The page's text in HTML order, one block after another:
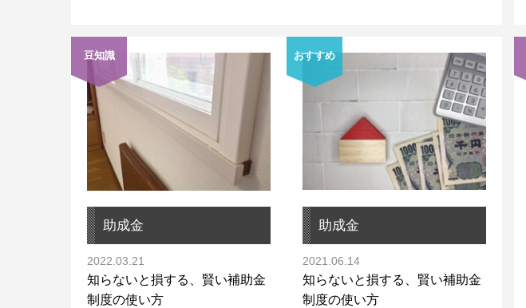
豆知識
助成金
2022.03.21
知らないと損する、賢い補助金
制度の使い方
おすすめ
助成金
2021.06.14
知らないと損する、賢い補助金
制度の使い方